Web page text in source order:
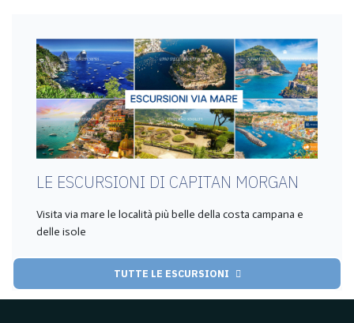
LE ESCURSIONI DI CAPITAN MORGAN
Visita via mare le località più belle della costa campana e
delle isole
TUTTE LE ESCURSIONI